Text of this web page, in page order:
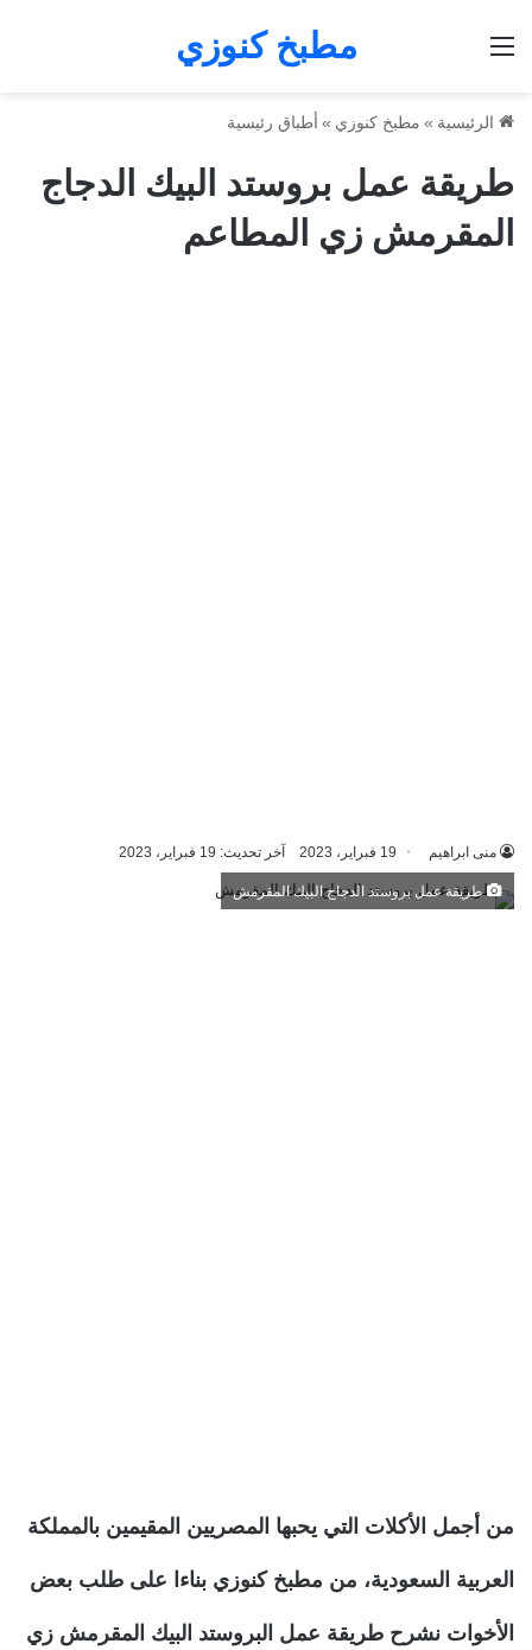
مطبخ كنوزي
الرئيسية » مطبخ كنوزي » أطباق رئيسية
طريقة عمل بروستد البيك الدجاج
المقرمش زي المطاعم
منى ابراهيم 19 فبراير، 2023 آخر تحديث: 19 فبراير، 2023
طريقة عمل بروستد الدجاج البيك المقرمش
من أجمل الأكلات التي يحبها المصريين المقيمين بالمملكة
العربية السعودية، من مطبخ كنوزي بناءا على طلب بعض
الأخوات نشرح طريقة عمل البروستد البيك المقرمش زي